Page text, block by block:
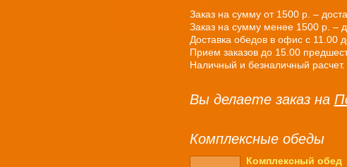
Заказ на сумму от 1500 р. –
Заказ на сумму менее 1500 р. –
Доставка обедов в офис с 11.00
Прием заказов до 15.00
Наличный и безналичный расчет.
Вы делаете заказ на
Комплексные обеды
Комплексный обед